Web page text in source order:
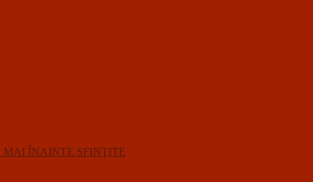
MAI ÎNAINTE SFINŢITE